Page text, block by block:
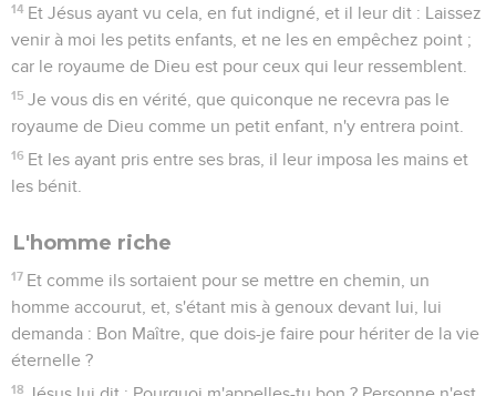
14 Et Jésus ayant vu cela, en fut indigné, et il leur dit : Laissez
venir à moi les petits enfants, et ne les en empêchez point ;
car le royaume de Dieu est pour ceux qui leur ressemblent.
15 Je vous dis en vérité, que quiconque ne recevra pas le
royaume de Dieu comme un petit enfant, n'y entrera point.
16 Et les ayant pris entre ses bras, il leur imposa les mains et
les bénit.
L'homme riche
17 Et comme ils sortaient pour se mettre en chemin, un
homme accourut, et, s'étant mis à genoux devant lui, lui
demanda : Bon Maître, que dois-je faire pour hériter de la vie
éternelle ?
18